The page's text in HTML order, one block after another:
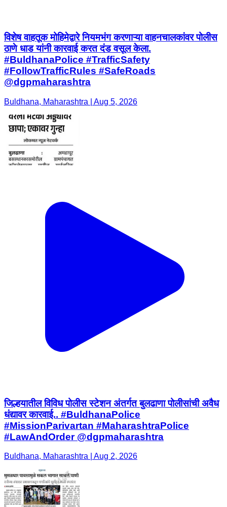
विशेष वाहतूक मोहिमेद्वारे नियमभंग करणाऱ्या वाहनचालकांवर पोलीस
ठाणे धाड यांनी कारवाई करत दंड वसूल केला.
#BuldhanaPolice #TrafficSafety
#FollowTrafficRules #SafeRoads
@dgpmaharashtra
Buldhana, Maharashtra | Aug 5, 2026
जिल्हयातील विविध पोलीस स्टेशन अंतर्गत बुलढाणा पोलीसांची अवैध
धंद्यावर कारवाई.. #BuldhanaPolice
#MissionParivartan #MaharashtraPolice
#LawAndOrder @dgpmaharashtra
Buldhana, Maharashtra | Aug 2, 2026